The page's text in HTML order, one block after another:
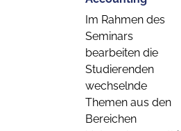
Im Rahmen des
Seminars
bearbeiten die
Studierenden
wechselnde
Themen aus den
Bereichen